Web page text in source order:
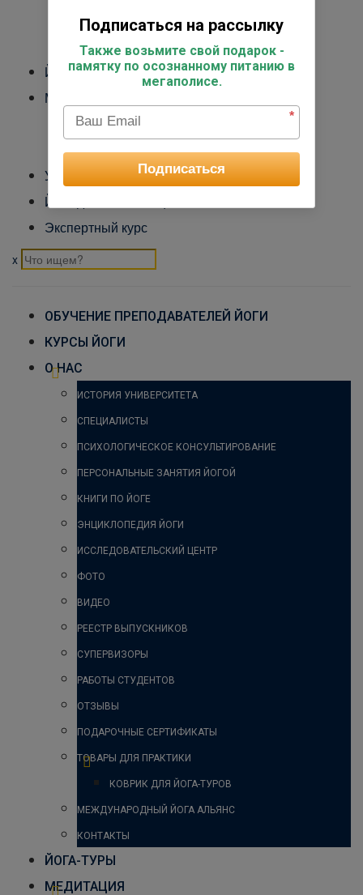
Международный Йога Альянс
Контакты
Йога-туры
Медитация
Обучение преподавателей медитации
Курс медитации для себя
Управление стрессом
Йога для начинающих
Экспертный курс
x
ОБУЧЕНИЕ ПРЕПОДАВАТЕЛЕЙ ЙОГИ
КУРСЫ ЙОГИ
О НАС
ИСТОРИЯ УНИВЕРСИТЕТА
СПЕЦИАЛИСТЫ
ПСИХОЛОГИЧЕСКОЕ КОНСУЛЬТИРОВАНИЕ
ПЕРСОНАЛЬНЫЕ ЗАНЯТИЯ ЙОГОЙ
КНИГИ ПО ЙОГЕ
ЭНЦИКЛОПЕДИЯ ЙОГИ
ИССЛЕДОВАТЕЛЬСКИЙ ЦЕНТР
ФОТО
ВИДЕО
РЕЕСТР ВЫПУСКНИКОВ
СУПЕРВИЗОРЫ
РАБОТЫ СТУДЕНТОВ
ОТЗЫВЫ
ПОДАРОЧНЫЕ СЕРТИФИКАТЫ
ТОВАРЫ ДЛЯ ПРАКТИКИ
КОВРИК ДЛЯ ЙОГА-ТУРОВ
МЕЖДУНАРОДНЫЙ ЙОГА АЛЬЯНС
КОНТАКТЫ
ЙОГА-ТУРЫ
МЕДИТАЦИЯ
Подписаться на рассылку
Также возьмите свой подарок -
памятку по осознанному питанию в
мегаполисе.
*
Подписаться